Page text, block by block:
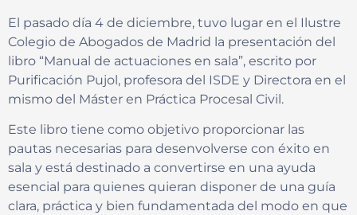
El pasado día 4 de diciembre, tuvo lugar en el Ilustre
Colegio de Abogados de Madrid la presentación del
libro “Manual de actuaciones en sala”, escrito por
Purificación Pujol, profesora del ISDE y Directora en el
mismo del Máster en Práctica Procesal Civil.
Este libro tiene como objetivo proporcionar las
pautas necesarias para desenvolverse con éxito en
sala y está destinado a convertirse en una ayuda
esencial para quienes quieran disponer de una guía
clara, práctica y bien fundamentada del modo en que